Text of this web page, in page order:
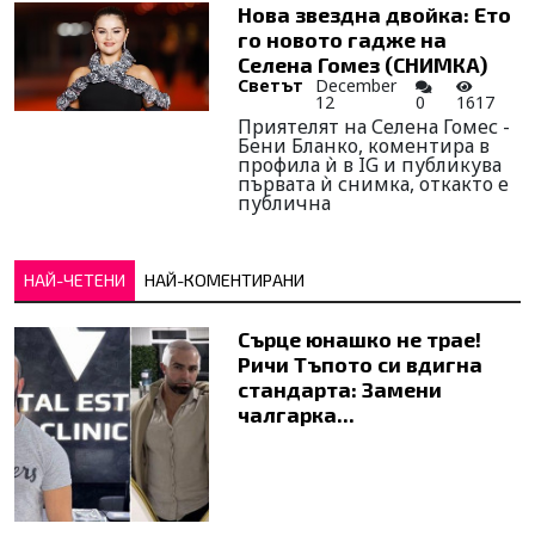
Нова звездна двойка: Ето
го новото гадже на
Селена Гомез (СНИМКА)
Светът December
12 0 1617
Приятелят на Селена Гомес -
Бени Бланко, коментира в
профила ѝ в IG и публикува
първата ѝ снимка, откакто е
публична
НАЙ-ЧЕТЕНИ НАЙ-КОМЕНТИРАНИ
Сърце юнашко не трае!
Ричи Тъпото си вдигна
стандарта: Замени
чалгарка...